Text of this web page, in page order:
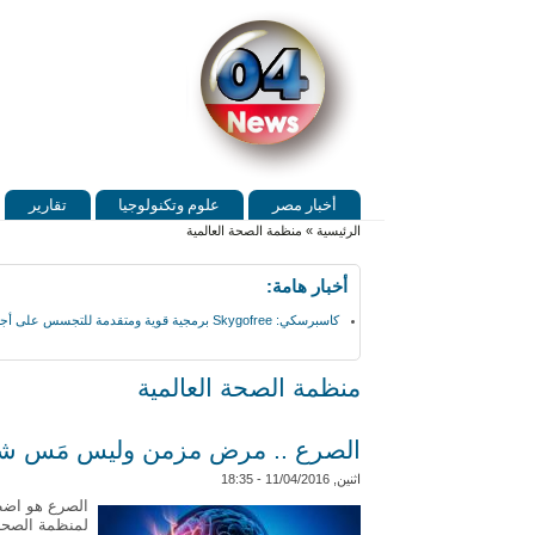
القائمة الرئيسية
أخبار مصر علوم وتكنولوجيا
تقارير
أنت هناالرئيسية» منظمة الصحة العالمية
أخبار هامة:
كاسبرسكي: Skygofree برمجية قوية ومتقدمة للتجسس على أجهزة أندرويد
منظمة الصحة العالمية
الصرع .. مرض مزمن وليس مَس
اثنين, 11/04/2016 - 18:35
الصرع هو